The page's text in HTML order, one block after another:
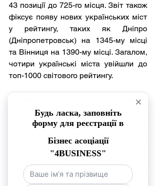
43 позиції до 725-го місця. Звіт також
фіксує появу нових українських міст
у рейтингу, таких як Дніпро
(Дніпропетровськ) на 1345-му місці
та Вінниця на 1390-му місці. Загалом,
чотири українські міста увійшли до
топ-1000 світового рейтингу.
Галузеві переваги та фінансування
Україна демонструє сильні позиції у
галузі SaaS (програмне
2-ге місце у Східній Європі та 17-те у
світі. Країна також посідає 39-те
місце у світі в індустрії маркетингу та
продажів.